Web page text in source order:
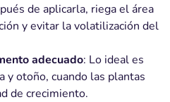
de aplicarla, riega el área
y evitar la volatilización del
adecuado: Lo ideal es
y otoño, cuando las plantas
de crecimiento.